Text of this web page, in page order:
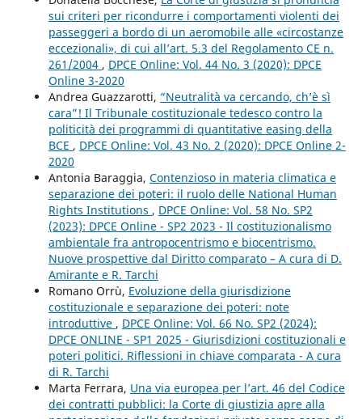
sui criteri per ricondurre i comportamenti violenti dei
passeggeri a bordo di un aeromobile alle «circostanze
eccezionali», di cui all’art. 5.3 del Regolamento CE n.
261/2004 , DPCE Online: Vol. 44 No. 3 (2020): DPCE
Online 3-2020
Andrea Guazzarotti, “Neutralità va cercando, ch’è sì
cara”! Il Tribunale costituzionale tedesco contro la
politicità dei programmi di quantitative easing della
BCE , DPCE Online: Vol. 43 No. 2 (2020): DPCE Online 2-
2020
Antonia Baraggia, Contenzioso in materia climatica e
separazione dei poteri: il ruolo delle National Human
Rights Institutions , DPCE Online: Vol. 58 No. SP2
(2023): DPCE Online - SP2 2023 - Il costituzionalismo
ambientale fra antropocentrismo e biocentrismo.
Nuove prospettive dal Diritto comparato – A cura di D.
Amirante e R. Tarchi
Romano Orrù, Evoluzione della giurisdizione
costituzionale e separazione dei poteri: note
introduttive , DPCE Online: Vol. 66 No. SP2 (2024):
DPCE ONLINE - SP1 2025 - Giurisdizioni costituzionali e
poteri politici. Riflessioni in chiave comparata - A cura
di R. Tarchi
Marta Ferrara, Una via europea per l’art. 46 del Codice
dei contratti pubblici: la Corte di giustizia apre alla